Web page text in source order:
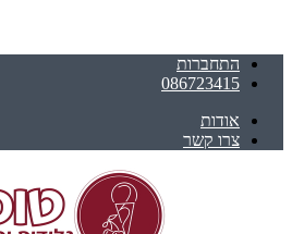
התחברות
086723415
אודות
צרו קשר